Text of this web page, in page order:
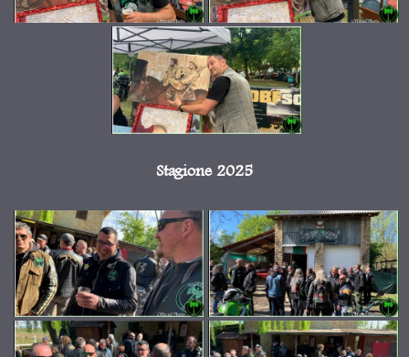
Stagione 2025